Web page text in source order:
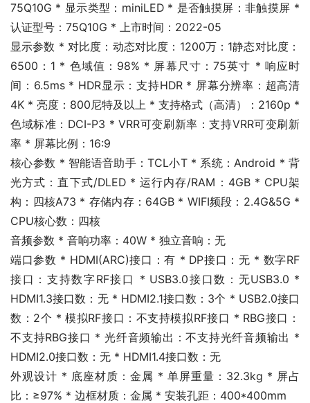
75Q10G * 显示类型：miniLED * 是否触摸屏：非触摸屏 *
认证型号：75Q10G * 上市时间：2022-05
显示参数 * 对比度：动态对比度：1200万：1静态对比度：
6500：1 * 色域值：98% * 屏幕尺寸：75英寸 * 响应时
间：6.5ms * HDR显示：支持HDR * 屏幕分辨率：超高清
4K * 亮度：800尼特及以上 * 支持格式（高清）：2160p *
色域标准：DCI-P3 * VRR可变刷新率：支持VRR可变刷新
率 * 屏幕比例：16:9
核心参数 * 智能语音助手：TCL小T * 系统：Android * 背
光方式：直下式/DLED * 运行内存/RAM：4GB * CPU架
构：四核A73 * 存储内存：64GB * WIFI频段：2.4G&5G *
CPU核心数：四核
音频参数 * 音响功率：40W * 独立音响：无
端口参数 * HDMI(ARC)接口：有 * DP接口：无 * 数字RF
接口：支持数字RF接口 * USB3.0接口数：无USB3.0 *
HDMI1.3接口数：无 * HDMI2.1接口数：3个 * USB2.0接口
数：2个 * 模拟RF接口：不支持模拟RF接口 * RBG接口：
不支持RBG接口 * 光纤音频输出：不支持光纤音频输出 *
HDMI2.0接口数：无 * HDMI1.4接口数：无
外观设计 * 底座材质：金属 * 单屏重量：32.3kg * 屏占
比：≥97% * 边框材质：金属 * 安装孔距：400*400mm